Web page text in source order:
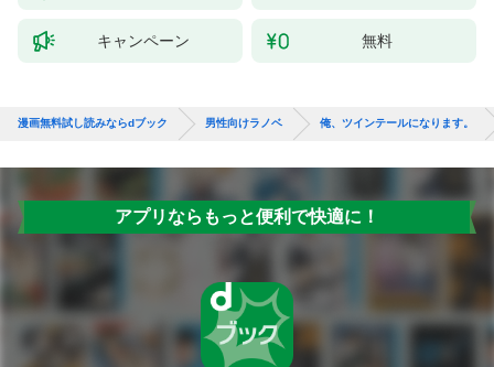
キャンペーン 無料
漫画無料試し読みならdブック 男性向けラノベ 俺、ツインテールになります。
アプリならもっと便利で快適に！